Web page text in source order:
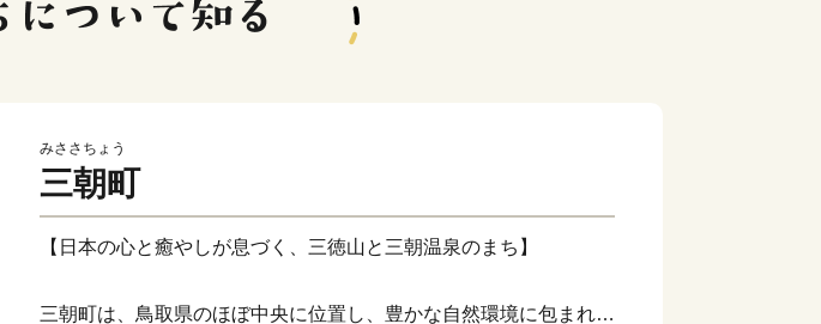
みささちょう
三朝町
【日本の心と癒やしが息づく、三徳山と三朝温泉のまち】
三朝町は、鳥取県のほぼ中央に位置し、豊かな自然環境に包まれた